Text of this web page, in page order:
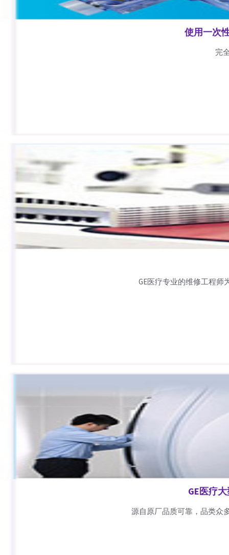
使用一次
完
GE医疗专业的维修工程
GE医疗
源自原厂品质可靠，品类众